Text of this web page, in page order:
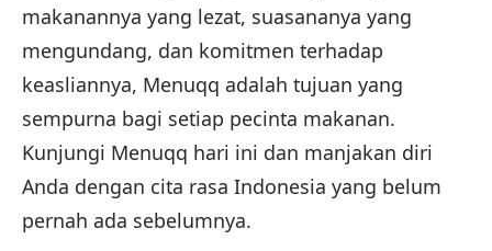
makanannya yang lezat, suasananya yang
mengundang, dan komitmen terhadap
keasliannya, Menuqq adalah tujuan yang
sempurna bagi setiap pecinta makanan.
Kunjungi Menuqq hari ini dan manjakan diri
Anda dengan cita rasa Indonesia yang belum
pernah ada sebelumnya.